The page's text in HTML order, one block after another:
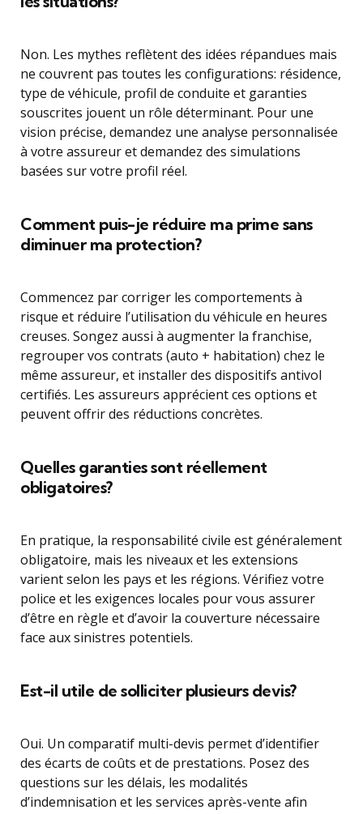
Non. Les mythes reflètent des idées répandues mais
ne couvrent pas toutes les configurations: résidence,
type de véhicule, profil de conduite et garanties
souscrites jouent un rôle déterminant. Pour une
vision précise, demandez une analyse personnalisée
à votre assureur et demandez des simulations
basées sur votre profil réel.
Comment puis-je réduire ma prime sans
diminuer ma protection?
Commencez par corriger les comportements à
risque et réduire l’utilisation du véhicule en heures
creuses. Songez aussi à augmenter la franchise,
regrouper vos contrats (auto + habitation) chez le
même assureur, et installer des dispositifs antivol
certifiés. Les assureurs apprécient ces options et
peuvent offrir des réductions concrètes.
Quelles garanties sont réellement
obligatoires?
En pratique, la responsabilité civile est généralement
obligatoire, mais les niveaux et les extensions
varient selon les pays et les régions. Vérifiez votre
police et les exigences locales pour vous assurer
d’être en règle et d’avoir la couverture nécessaire
face aux sinistres potentiels.
Est-il utile de solliciter plusieurs devis?
Oui. Un comparatif multi-devis permet d’identifier
des écarts de coûts et de prestations. Posez des
questions sur les délais, les modalités
d’indemnisation et les services après-vente afin